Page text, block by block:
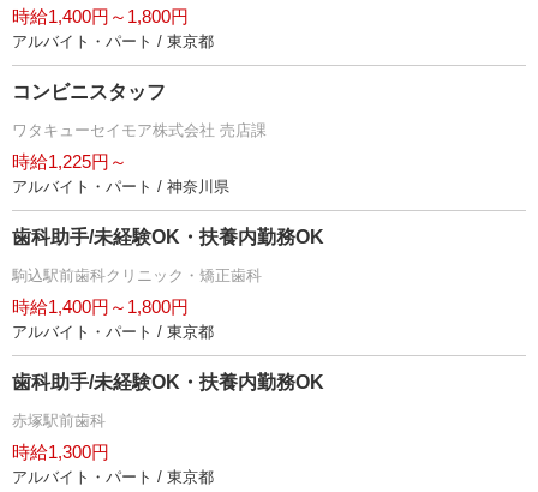
時給1,400円～1,800円
アルバイト・パート / 東京都
コンビニスタッフ
ワタキューセイモア株式会社 売店課
時給1,225円～
アルバイト・パート / 神奈川県
歯科助手/未経験OK・扶養内勤務OK
駒込駅前歯科クリニック・矯正歯科
時給1,400円～1,800円
アルバイト・パート / 東京都
歯科助手/未経験OK・扶養内勤務OK
赤塚駅前歯科
時給1,300円
アルバイト・パート / 東京都